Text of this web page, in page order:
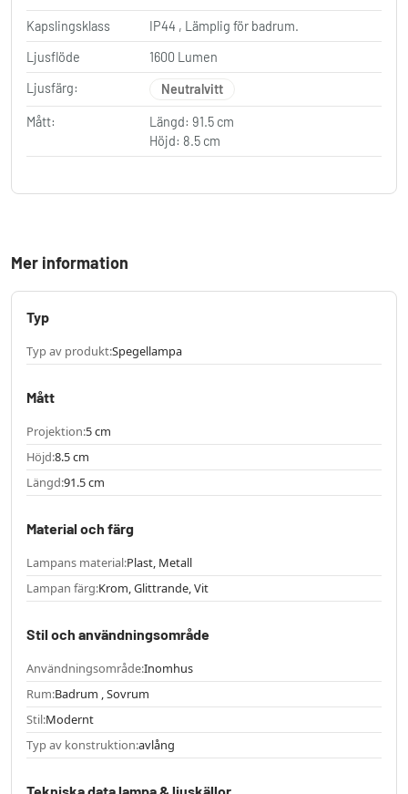
Kapslingsklass
IP44 , Lämplig för badrum.
Ljusflöde
1600 Lumen
Ljusfärg:
Neutralvitt
Mått:
Längd: 91.5 cm
Höjd: 8.5 cm
Mer information
Typ
Typ av produkt:Spegellampa
Mått
Projektion:5 cm
Höjd:8.5 cm
Längd:91.5 cm
Material och färg
Lampans material:Plast, Metall
Lampan färg:Krom, Glittrande, Vit
Stil och användningsområde
Användningsområde:Inomhus
Rum:Badrum , Sovrum
Stil:Modernt
Typ av konstruktion:avlång